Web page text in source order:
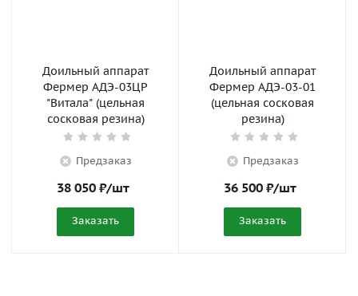
Доильный аппарат
Фермер АДЭ-03ЦР
"Витала" (цельная
сосковая резина)
Предзаказ
38 050₽/шт
Заказать
Доильный аппарат
Фермер АДЭ-03-01
(цельная сосковая
резина)
Предзаказ
36 500₽/шт
Заказать